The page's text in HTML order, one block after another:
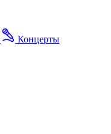
Концерты